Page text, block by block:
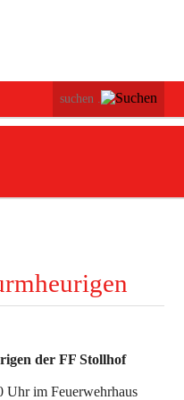
der FF Stollhof
Uhr im Feuerwehrhaus